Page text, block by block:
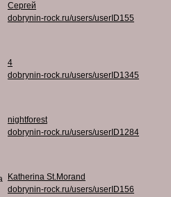
Сергей
dobrynin-rock.ru/users/userID155
4
dobrynin-rock.ru/users/userID1345
nightforest
dobrynin-rock.ru/users/userID1284
Katherina St.Morand
dobrynin-rock.ru/users/userID156